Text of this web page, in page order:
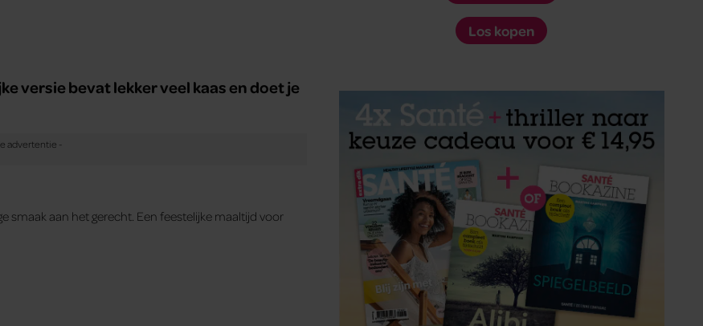
versie bevat lekker veel kaas en doet je
smaak aan het gerecht. Een feestelijke maaltijd voor
Los kopen